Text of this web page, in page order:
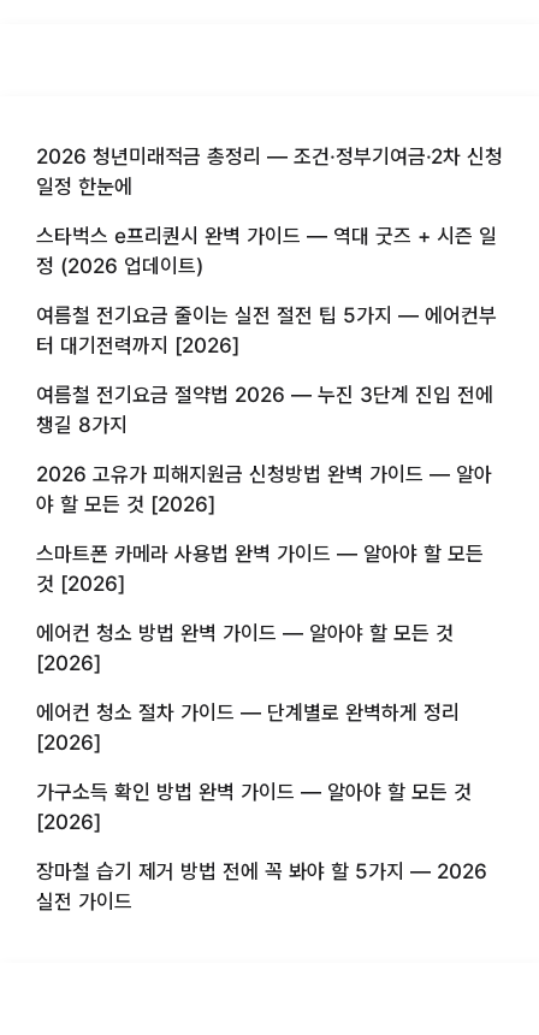
2026 청년미래적금 총정리 — 조건·정부기여금·2차 신청
일정 한눈에
스타벅스 e프리퀀시 완벽 가이드 — 역대 굿즈 + 시즌 일
정 (2026 업데이트)
여름철 전기요금 줄이는 실전 절전 팁 5가지 — 에어컨부
터 대기전력까지 [2026]
여름철 전기요금 절약법 2026 — 누진 3단계 진입 전에
챙길 8가지
2026 고유가 피해지원금 신청방법 완벽 가이드 — 알아
야 할 모든 것 [2026]
스마트폰 카메라 사용법 완벽 가이드 — 알아야 할 모든
것 [2026]
에어컨 청소 방법 완벽 가이드 — 알아야 할 모든 것
[2026]
에어컨 청소 절차 가이드 — 단계별로 완벽하게 정리
[2026]
가구소득 확인 방법 완벽 가이드 — 알아야 할 모든 것
[2026]
장마철 습기 제거 방법 전에 꼭 봐야 할 5가지 — 2026
실전 가이드